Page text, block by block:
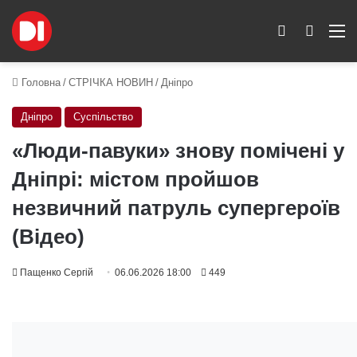
Пошук
Switch skin
Головна / СТРІЧКА НОВИН / Дніпро
Дніпро Суспільство
«Люди-павуки» знову помічені у
Дніпрі: містом пройшов
незвичний патруль супергероїв
(Відео)
Пащенко Сергій 06.06.2026 18:00 449